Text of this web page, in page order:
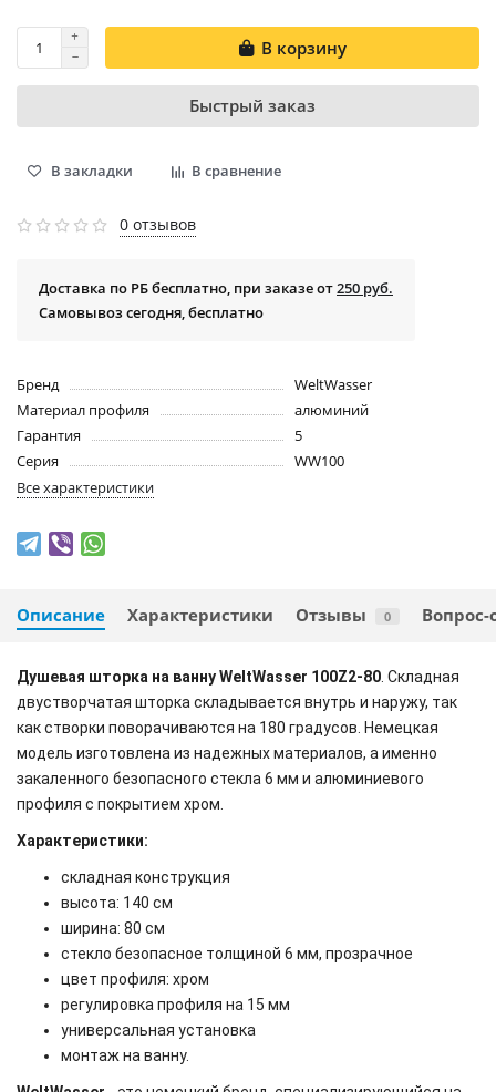
В корзину
Быстрый заказ
В закладки В сравнение
0 отзывов
Доставка по РБ бесплатно, при заказе от250 руб.
Самовывоз сегодня, бесплатно
Бренд
WeltWasser
Материал профиля
алюминий
Гарантия
5
Серия
WW100
Все характеристики
Описание Характеристики Отзывы 0 Вопрос-
Душевая шторка на ванну WeltWasser 100Z2-80. Складная
двустворчатая шторка складывается внутрь и наружу, так
как створки поворачиваются на 180 градусов. Немецкая
модель изготовлена из надежных материалов, а именно
закаленного безопасного стекла 6 мм и алюминиевого
профиля с покрытием хром.
Характеристики:
складная конструкция
высота: 140 см
ширина: 80 см
стекло безопасное толщиной 6 мм, прозрачное
цвет профиля: хром
регулировка профиля на 15 мм
универсальная установка
монтаж на ванну.